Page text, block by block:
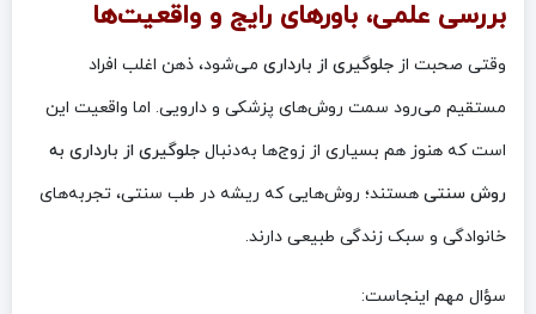
بررسی علمی، باورهای رایج و واقعیت‌ها
وقتی صحبت از جلوگیری از بارداری می‌شود، ذهن اغلب افراد
مستقیم می‌رود سمت روش‌های پزشکی و دارویی. اما واقعیت این
است که هنوز هم بسیاری از زوج‌ها به‌دنبال جلوگیری از بارداری به
روش سنتی هستند؛ روش‌هایی که ریشه در طب سنتی، تجربه‌های
خانوادگی و سبک زندگی طبیعی دارند.
سؤال مهم اینجاست: